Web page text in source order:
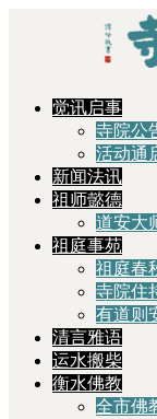
觉讯启事
寺院公
活动通
新闻法讯
祖师懿德
道安大
祖庭事苑
祖庭春
寺院住
有道则
清言雅语
运水搬柴
衡水佛教
全市佛